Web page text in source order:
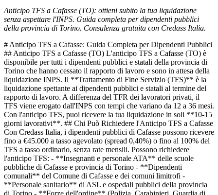
Anticipo TFS a Cafasse (TO): ottieni subito la tua liquidazione
senza aspettare l'INPS. Guida completa per dipendenti pubblici
della provincia di Torino. Consulenza gratuita con Credass Italia.
# Anticipo TFS a Cafasse: Guida Completa per Dipendenti Pubblici
## Anticipo TFS a Cafasse (TO) L'anticipo TFS a Cafasse (TO) è
disponibile per tutti i dipendenti pubblici e statali della provincia di
Torino che hanno cessato il rapporto di lavoro e sono in attesa della
liquidazione INPS. Il **Trattamento di Fine Servizio (TFS)** è la
liquidazione spettante ai dipendenti pubblici e statali al termine del
rapporto di lavoro. A differenza del TFR dei lavoratori privati, il
TFS viene erogato dall'INPS con tempi che variano da 12 a 36 mesi.
Con l'anticipo TFS, puoi ricevere la tua liquidazione in soli **10-15
giorni lavorativi**. ## Chi Può Richiedere l'Anticipo TFS a Cafasse
Con Credass Italia, i dipendenti pubblici di Cafasse possono ricevere
fino a €45.000 a tasso agevolato (spread 0,40%) o fino al 100% del
TFS a tasso ordinario, senza rate mensili. Possono richiedere
l'anticipo TFS: - **Insegnanti e personale ATA** delle scuole
pubbliche di Cafasse e provincia di Torino - **Dipendenti
comunali** del Comune di Cafasse e dei comuni limitrofi -
**Personale sanitario** di ASL e ospedali pubblici della provincia
di Torino - **Forze dell'ordine** (Polizia, Carabinieri, Guardia di